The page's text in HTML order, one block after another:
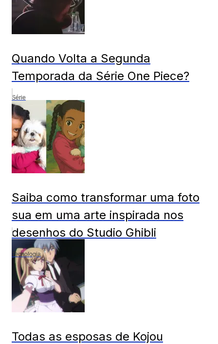
Quando Volta a Segunda
Temporada da Série One Piece?
Série
Saiba como transformar uma foto
sua em uma arte inspirada nos
desenhos do Studio Ghibli
Tecnologia
Todas as esposas de Kojou